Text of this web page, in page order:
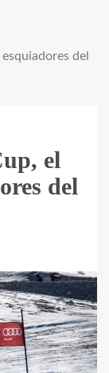
del
el
del